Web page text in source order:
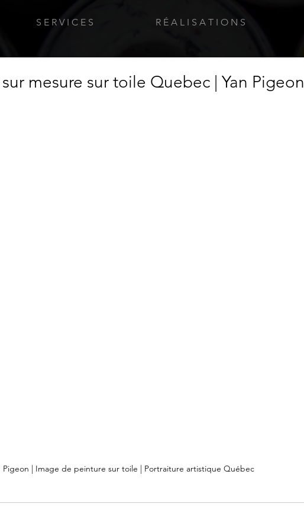
S E R V I C E S R É A L I S A T I O N S
mesure sur toile Quebec | Yan Pigeon
Pigeon | Image de peinture sur toile | Portraiture artistique Québec